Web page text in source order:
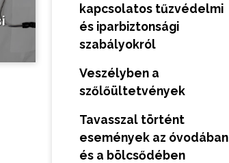
kapcsolatos tűzvédelmi
és iparbiztonsági
szabályokról
Veszélyben a
szőlőültetvények
Tavasszal történt
események az óvodában
és a bölcsődében